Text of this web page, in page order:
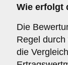
Wie erfolgt
Die
Regel
die